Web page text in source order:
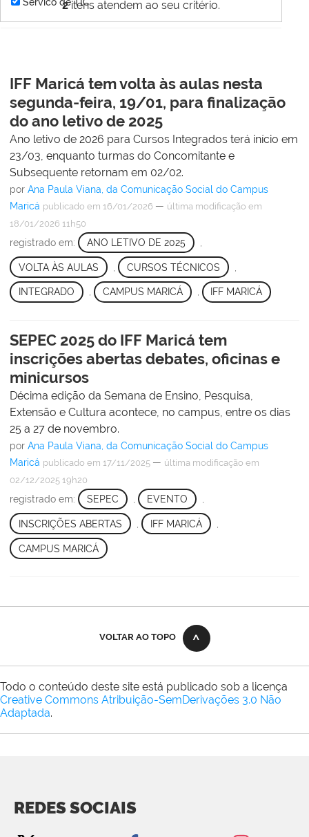
2itens atendem ao seu critério.
IFF Maricá tem volta às aulas nesta
segunda-feira, 19/01, para finalização
do ano letivo de 2025
Ano letivo de 2026 para Cursos Integrados terá início em
23/03, enquanto turmas do Concomitante e
Subsequente retornam em 02/02.
por Ana Paula Viana, da Comunicação Social do Campus
Maricá publicado em 16/01/2026 — última modificação em
18/01/2026 11h50
registrado em: ANO LETIVO DE 2025
VOLTA ÀS AULAS CURSOS TÉCNICOS
INTEGRADO , CAMPUS MARICÁ , IFF MARICÁ
SEPEC 2025 do IFF Maricá tem
inscrições abertas debates, oficinas e
minicursos
Décima edição da Semana de Ensino, Pesquisa,
Extensão e Cultura acontece, no campus, entre os dias
25 a 27 de novembro.
por Ana Paula Viana, da Comunicação Social do Campus
Maricá publicado em 17/11/2025 — última modificação em
02/12/2025 19h20
registrado em: SEPEC EVENTO
INSCRIÇÕES ABERTAS IFF MARICÁ
CAMPUS MARICÁ
VOLTAR AO TOPO
Todo o conteúdo deste site está publicado sob a licença
Creative Commons Atribuição-SemDerivações 3.0 Não
Adaptada.
REDES SOCIAIS